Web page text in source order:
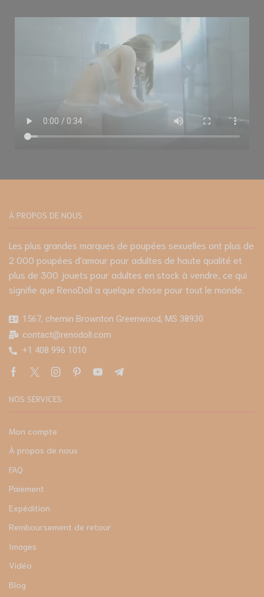
À PROPOS DE NOUS
Les plus grandes marques de poupées sexuelles ont plus de
2 000 poupées d'amour pour adultes de haute qualité et
plus de 300 jouets pour adultes en stock à vendre, ce qui
signifie que RenoDoll a quelque chose pour tout le monde.
1567, chemin Brownton Greenwood, MS 38930
contact@renodoll.com
+1 408 996 1010
NOS SERVICES
Mon compte
À propos de nous
FAQ
Paiement
Expédition
Remboursement de retour
Images
Vidéo
Blog